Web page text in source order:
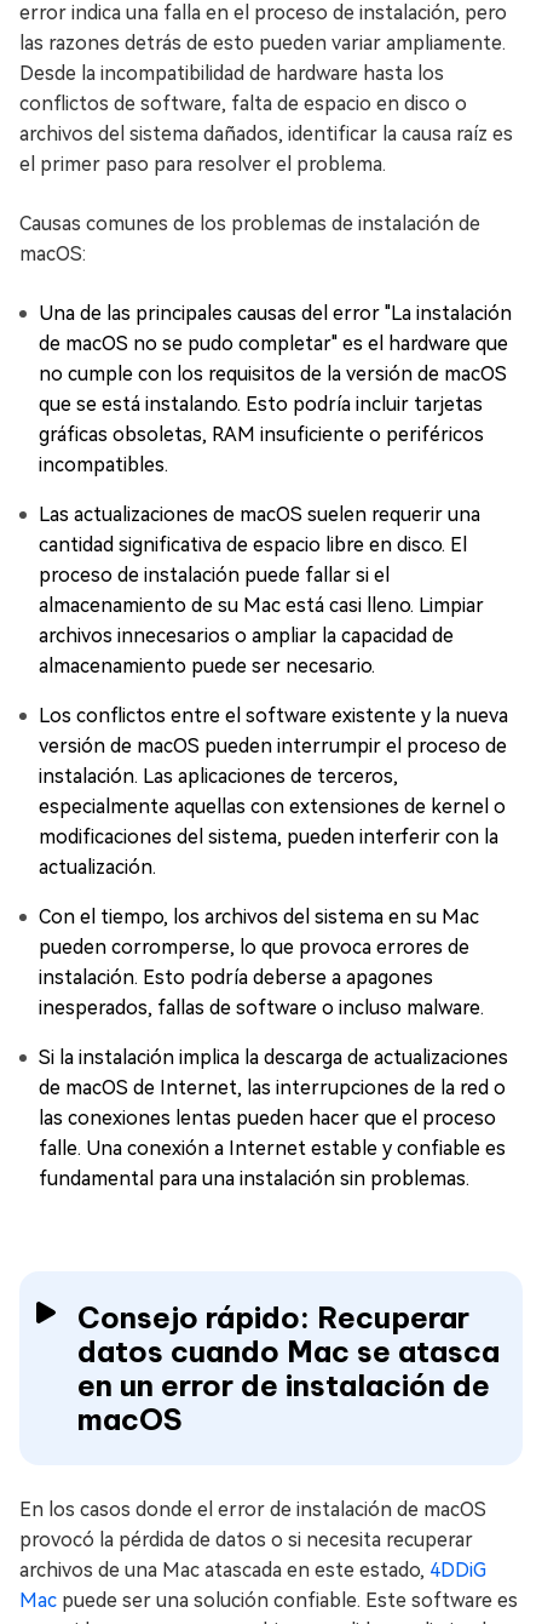
error indica una falla en el proceso de instalación, pero
las razones detrás de esto pueden variar ampliamente.
Desde la incompatibilidad de hardware hasta los
conflictos de software, falta de espacio en disco o
archivos del sistema dañados, identificar la causa raíz es
el primer paso para resolver el problema.
Causas comunes de los problemas de instalación de
macOS:
Una de las principales causas del error "La instalación
de macOS no se pudo completar" es el hardware que
no cumple con los requisitos de la versión de macOS
que se está instalando. Esto podría incluir tarjetas
gráficas obsoletas, RAM insuficiente o periféricos
incompatibles.
Las actualizaciones de macOS suelen requerir una
cantidad significativa de espacio libre en disco. El
proceso de instalación puede fallar si el
almacenamiento de su Mac está casi lleno. Limpiar
archivos innecesarios o ampliar la capacidad de
almacenamiento puede ser necesario.
Los conflictos entre el software existente y la nueva
versión de macOS pueden interrumpir el proceso de
instalación. Las aplicaciones de terceros,
especialmente aquellas con extensiones de kernel o
modificaciones del sistema, pueden interferir con la
actualización.
Con el tiempo, los archivos del sistema en su Mac
pueden corromperse, lo que provoca errores de
instalación. Esto podría deberse a apagones
inesperados, fallas de software o incluso malware.
Si la instalación implica la descarga de actualizaciones
de macOS de Internet, las interrupciones de la red o
las conexiones lentas pueden hacer que el proceso
falle. Una conexión a Internet estable y confiable es
fundamental para una instalación sin problemas.
Consejo rápido: Recuperar
datos cuando Mac se atasca
en un error de instalación de
macOS
En los casos donde el error de instalación de macOS
provocó la pérdida de datos o si necesita recuperar
archivos de una Mac atascada en este estado, 4DDiG
Mac puede ser una solución confiable. Este software es